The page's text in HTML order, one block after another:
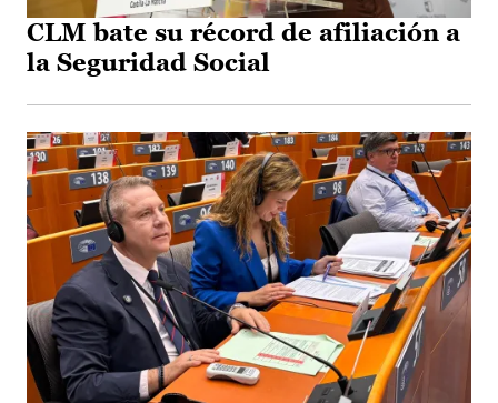
CLM bate su récord de afiliación a
la Seguridad Social